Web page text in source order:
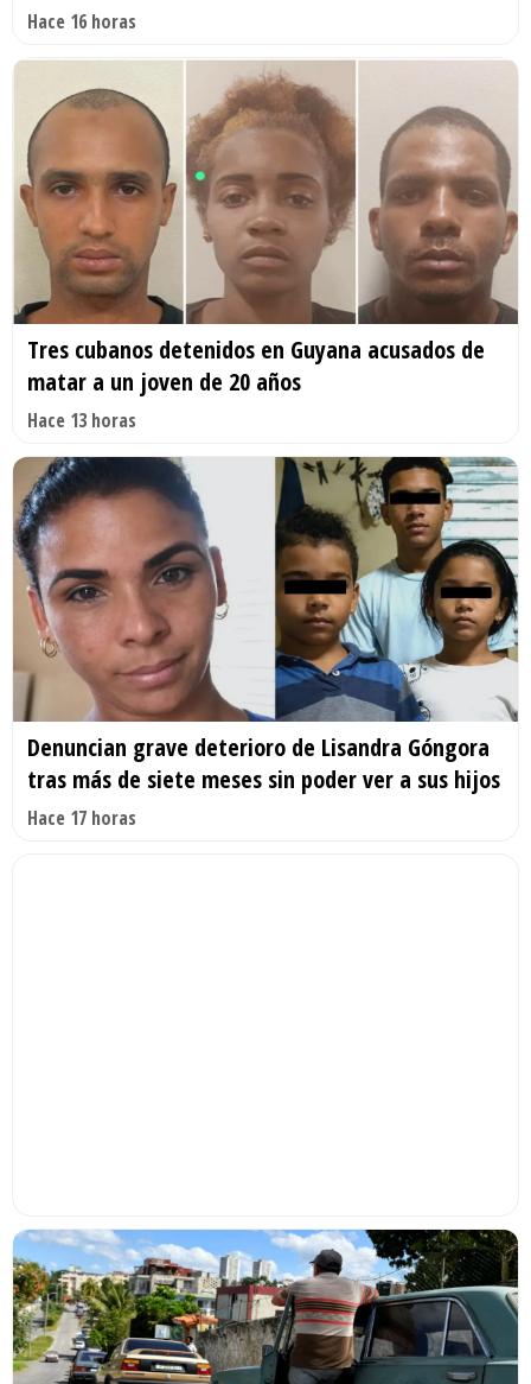
Hace 16 horas
Tres cubanos detenidos en Guyana acusados de
matar a un joven de 20 años
Hace 13 horas
Denuncian grave deterioro de Lisandra Góngora
tras más de siete meses sin poder ver a sus hijos
Hace 17 horas